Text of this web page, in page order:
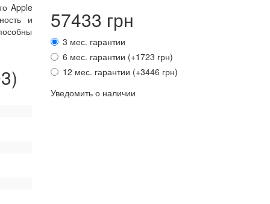
Apple
и
57433 грн
3 мес. гарантии
6 мес. гарантии (+1723 грн)
12 мес. гарантии (+3446 грн)
Уведомить о наличии